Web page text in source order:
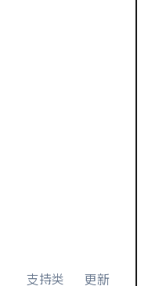
支持类
更新